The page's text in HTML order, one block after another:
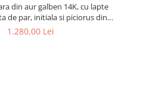
din aur galben 14K, cu lapte
de par, initiala si piciorus din
cordon ombilical
1.280,00 Lei